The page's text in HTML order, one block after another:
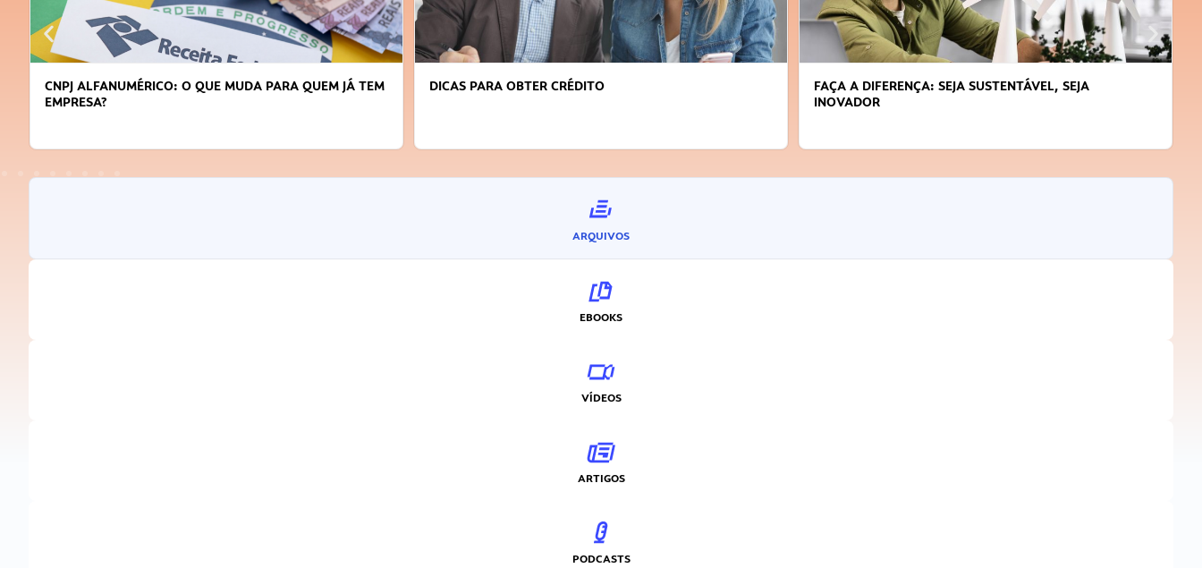
CNPJ ALFANUMÉRICO: O QUE MUDA PARA QUEM JÁ TEM
EMPRESA?
DICAS PARA OBTER CRÉDITO
FAÇA A DIFERENÇA: SEJA SUSTENTÁVEL, SEJA
INOVADOR
ARQUIVOS
EBOOKS
VÍDEOS
ARTIGOS
PODCASTS